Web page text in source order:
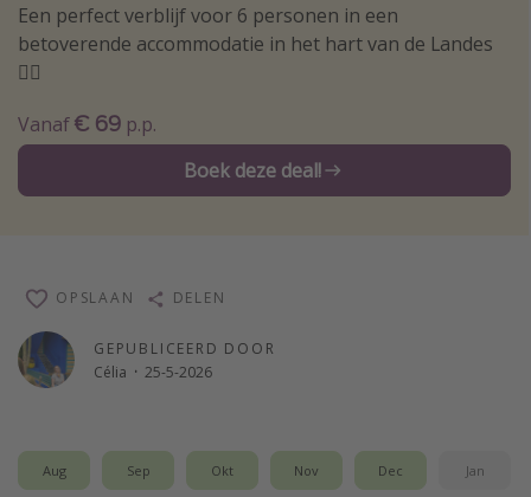
Meer onderwerpen
Reisblog
25 beste pretparken
Beste keukens ter wereld
Strandvakantie in Italië
Strandvakantie in Nederland
All inclusive vakantie in Griekenland
Een perfect verblijf voor 6 personen in een
betoverende accommodatie in het hart van de Landes
🧙‍♂️
Vanaf€ 69 p.p.
Boek deze deal!
GEPUBLICEERD DOOR
Célia · 25-5-2026
OPSLAAN DELEN
Aug Sep Okt Nov Dec Jan